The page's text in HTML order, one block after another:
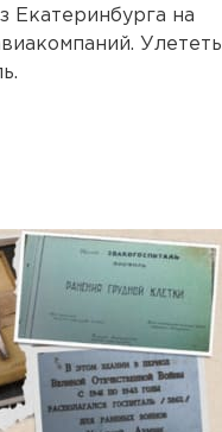
Екатеринбурга на
Улететь